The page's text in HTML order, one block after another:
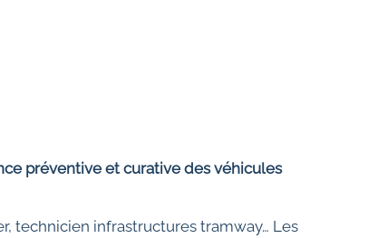
préventive et curative des véhicules
technicien infrastructures tramway… Les